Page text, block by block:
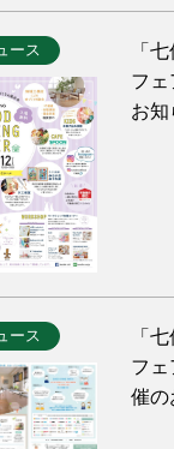
ース
「
フ
お知
ース
「
フェ
催の